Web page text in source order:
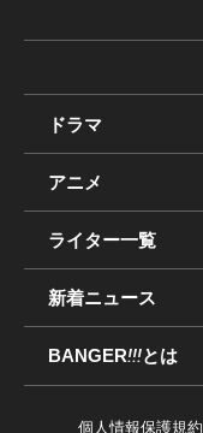
ドラマ
アニメ
ライター一覧
新着ニュース
BANGER!!!とは
個人情報保護規約